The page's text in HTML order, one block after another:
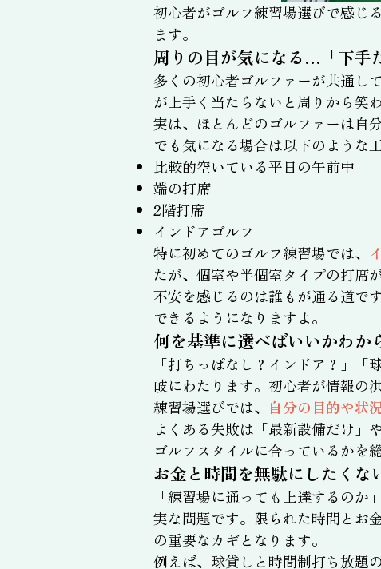
初心者がゴルフ練習場選びで感じ
ます。
周りの目が気になる…「下手
多くの初心者ゴルファーが共通し
が上手く当たらないと周りから笑
実は、ほとんどのゴルファーは自
でも気になる場合は以下のような
比較的空いている平日の午前中
端の打席
2階打席
インドアゴルフ
特に初めてのゴルフ練習場では、
たが、個室や半個室タイプの打席
不安を感じるのは誰もが通る道で
できるようになりますよ。
何を基準に選べばいいかわか
「打ちっぱなし？インドア？」
岐にわたります。初心者が情報の
練習場選びでは、 自分の目的や状
よくある失敗は「最新設備だけ」
ゴルフスタイルに合っているかを
お金と時間を無駄にしたくな
「練習場に通っても上達するの
実な問題です。限られた時間とお
の重要なカギとなります。
例えば、球貸しと時間制打ち放題